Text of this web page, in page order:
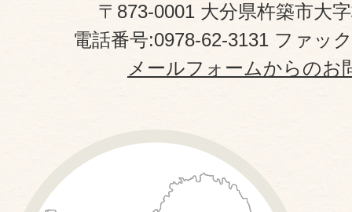
〒873-0001 大分県杵築市大
電話番号:0978-62-3131 ファッ
メールフォームからのお